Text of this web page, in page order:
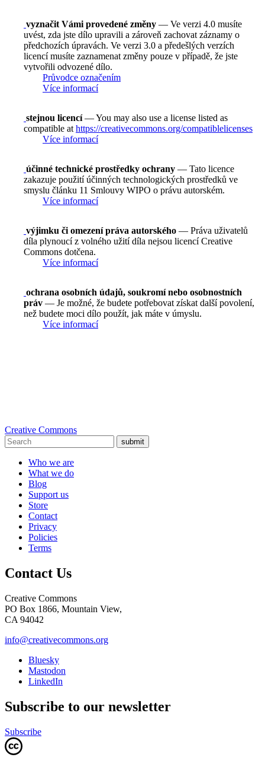
vyznačit Vámi provedené změny — Ve verzi 4.0 musíte
uvést, zda jste dílo upravili a zároveň zachovat záznamy o
předchozích úpravách. Ve verzi 3.0 a předešlých verzích
licencí musíte zaznamenat změny pouze v případě, že jste
vytvořili odvozené dílo.
Průvodce označením
Více informací
stejnou licencí— You may also use a license listed as
compatible at https://creativecommons.org/compatiblelicenses
Více informací
účinné technické prostředky ochrany — Tato licence
zakazuje použití účinných technologických prostředků ve
smyslu článku 11 Smlouvy WIPO o právu autorském.
Více informací
výjimku či omezení práva autorského — Práva uživatelů
díla plynoucí z volného užití díla nejsou licencí Creative
Commons dotčena.
Více informací
ochrana osobních údajů, soukromí nebo osobnostních
práv — Je možné, že budete potřebovat získat další povolení,
než budete moci dílo použít, jak máte v úmyslu.
Více informací
Creative Commons
submit
Who we are
What we do
Blog
Support us
Store
Contact
Privacy
Policies
Terms
Contact Us
Creative Commons
PO Box 1866, Mountain View,
CA 94042
info@creativecommons.org
Bluesky
Mastodon
LinkedIn
Subscribe to our newsletter
Subscribe